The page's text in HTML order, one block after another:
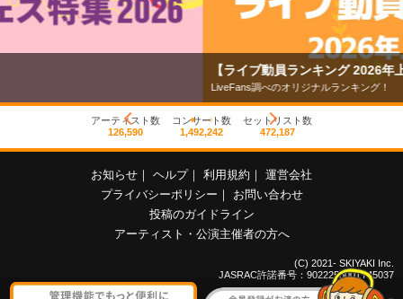
【ライブ動員ランキング 2026年上半期】
アーティスト数
126,590
コンサート数
1,492,242
セットリスト数
472,187
お知らせ ヘルプ 利用規約
運営会社
プライバシーポリシー
お問い合わせ
投稿のガイドライン
アーティスト・公演主催者の方へ
(C) 2021- SKIYAKI Inc.
JASRAC許諾番号：9022255001Y45037